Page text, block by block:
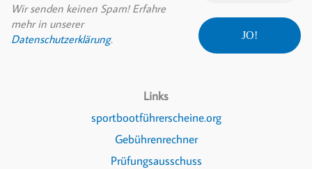
Wir senden keinen Spam! Erfahre
mehr in unserer
Datenschutzerklärung.
Links
sportbootführerscheine.org
Gebührenrechner
Prüfungsausschuss